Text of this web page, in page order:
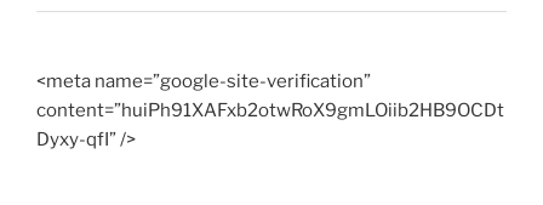
<meta name=”google-site-verification”
content=”huiPh91XAFxb2otwRoX9gmLOiib2HB9OCDt
Dyxy-qfI” />